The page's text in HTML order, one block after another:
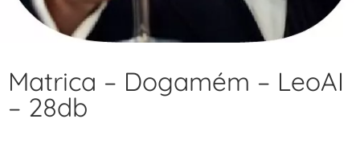
Matrica – Dogamém – LeoAI
– 28db